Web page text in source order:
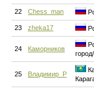
22 Chess_man
23 zheka17
24 Каморников
25 Владимир_Р